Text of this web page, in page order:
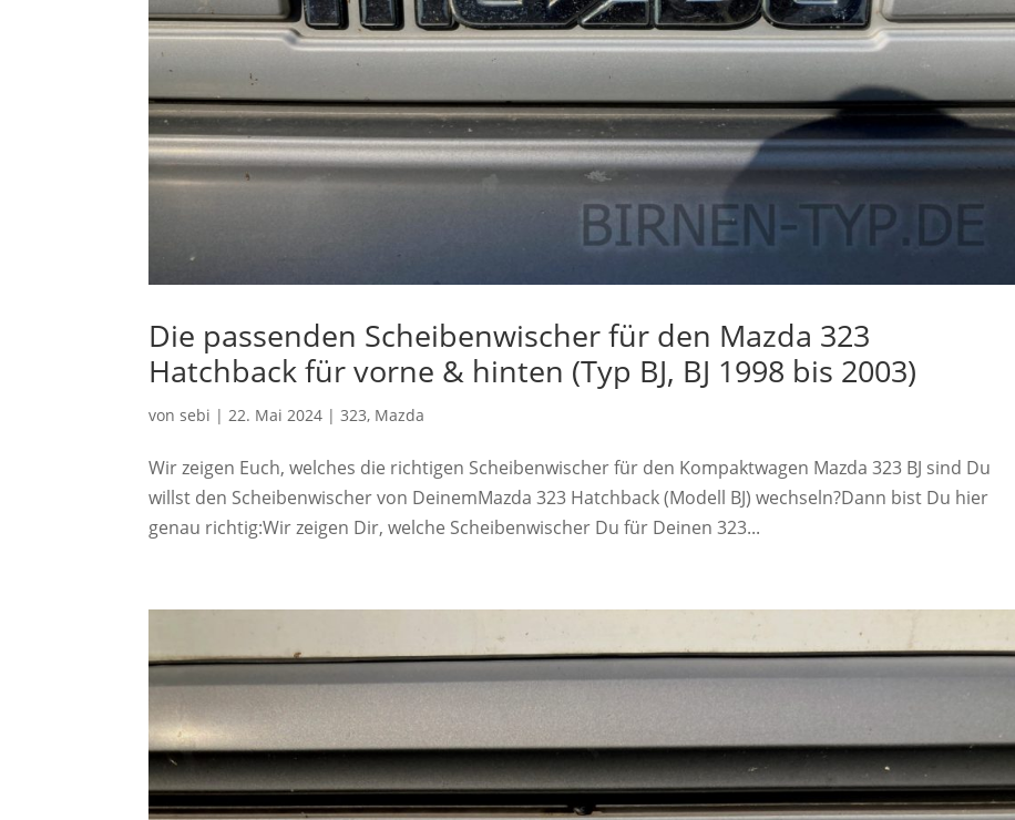
Die passenden Scheibenwischer für den Mazda 323
Hatchback für vorne & hinten (Typ BJ, BJ 1998 bis 2003)
vonsebi |22. Mai 2024 |323, Mazda
Wir zeigen Euch, welches die richtigen Scheibenwischer für den Kompaktwagen Mazda 323 BJ sind Du
willst den Scheibenwischer von DeinemMazda 323 Hatchback (Modell BJ) wechseln?Dann bist Du hier
genau richtig:Wir zeigen Dir, welche Scheibenwischer Du für Deinen 323...